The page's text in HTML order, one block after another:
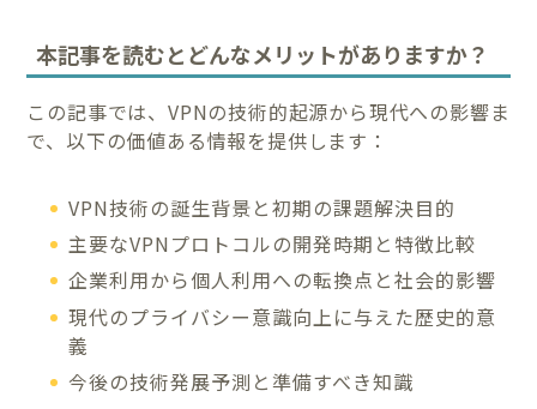
本記事を読むとどんなメリットがありますか？
この記事では、VPNの技術的起源から現代への影響ま
で、以下の価値ある情報を提供します：
VPN技術の誕生背景と初期の課題解決目的
主要なVPNプロトコルの開発時期と特徴比較
企業利用から個人利用への転換点と社会的影響
現代のプライバシー意識向上に与えた歴史的意
義
今後の技術発展予測と準備すべき知識